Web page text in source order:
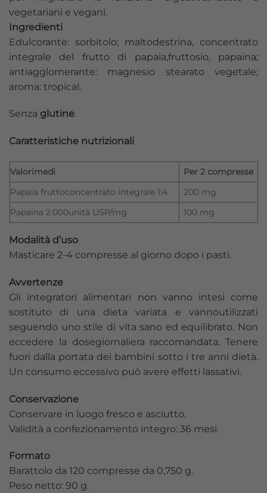
vegetariani e vegani.
Ingredienti
Edulcorante: sorbitolo; maltodestrina, concentrato
integrale del frutto di papaia,fruttosio, papaina;
antiagglomerante: magnesio stearato vegetale;
aroma: tropical.
Senza glutine.
Caratteristiche nutrizionali
Valorimedi
Per 2 compresse
Papaia fruttoconcentrato integrale 1:4
200 mg
Papaina 2.000unità USP/mg
100 mg
Modalità d’uso
Masticare 2-4 compresse al giorno dopo i pasti.
Avvertenze
Gli integratori alimentari non vanno intesi come
sostituto di una dieta variata e vannoutilizzati
seguendo uno stile di vita sano ed equilibrato. Non
eccedere la dosegiornaliera raccomandata. Tenere
fuori dalla portata dei bambini sotto i tre anni dietà.
Un consumo eccessivo può avere effetti lassativi.
Conservazione
Conservare in luogo fresco e asciutto.
Validità a confezionamento integro: 36 mesi.
Formato
Barattolo da 120 compresse da 0,750 g.
Peso netto: 90 g.